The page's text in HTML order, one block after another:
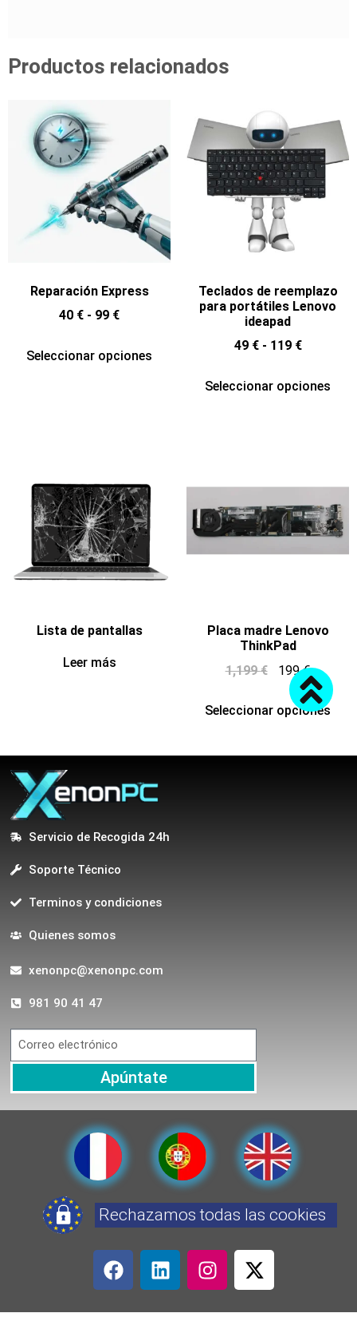
Productos relacionados
Reparación Express
40 € - 99 €
Seleccionar opciones
Teclados de reemplazo
para portátiles Lenovo
ideapad
49 € - 119 €
Seleccionar opciones
Lista de pantallas
Leer más
Placa madre Lenovo
ThinkPad
1,199€ 199€
Seleccionar opciones
Servicio de Recogida 24h
Soporte Técnico
Terminos y condiciones
Quienes somos
xenonpc@xenonpc.com
981 90 41 47
Apúntate
Rechazamos todas las cookies